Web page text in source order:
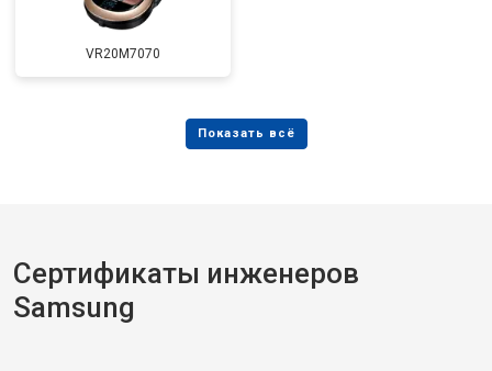
VR20M7070
Сертификаты инженеров
Samsung